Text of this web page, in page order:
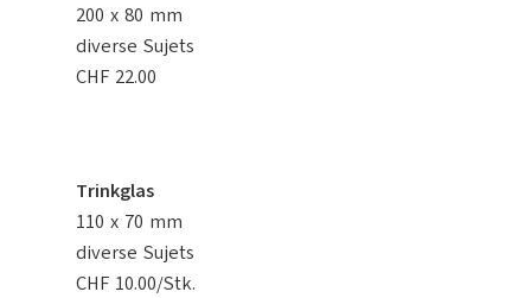
200 x 80 mm
diverse Sujets
CHF 22.00
Trinkglas
110 x 70 mm
diverse Sujets
CHF 10.00/Stk.